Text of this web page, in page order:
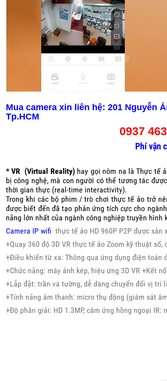
Mua camera xin liên hệ: 201 Nguyễn
Tp.HCM
0937
Phí vận
* VR (Virtual Reality)hay gọi nôm na là Thực tế
bị công nghệ, mà con người có thể tương tác
thời gian thực (real-time interactivity).
Trong khi các bộ phim / trò chơi thực tế ảo trở
được biết đến đã tạo phản ứng tích cực cho
năng lớn nhất của ngành công nghiệp truyền hình
Camera IP wifi thực tế ảo HD 960P P2P được
+Quay 360 độ 3D VR thực tế ảo Zoom kỹ thuật số,
+Điều khiển từ xa: Thông qua ứng dụng điện toán
+Chức năng: máy ảnh kép, hiệu ứng 3D VR +Kết
+Lắp đặt: trần và tường, dễ dàng chuyển đổi vị trí
+Tính năng âm thanh: micro thụ động (giám sát
+Độ phân giải: HD 1.3MP, cảm ứng hồng ngoại IR: